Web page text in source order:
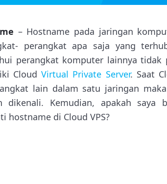
– Hostname pada jaringan
perangkat apa saja yang
perangkat komputer lainnya tidak
CloudVirtual Private Server. Saat
lain dalam satu jaringan
dikenali. Kemudian, apakah saya
hostname di Cloud VPS?